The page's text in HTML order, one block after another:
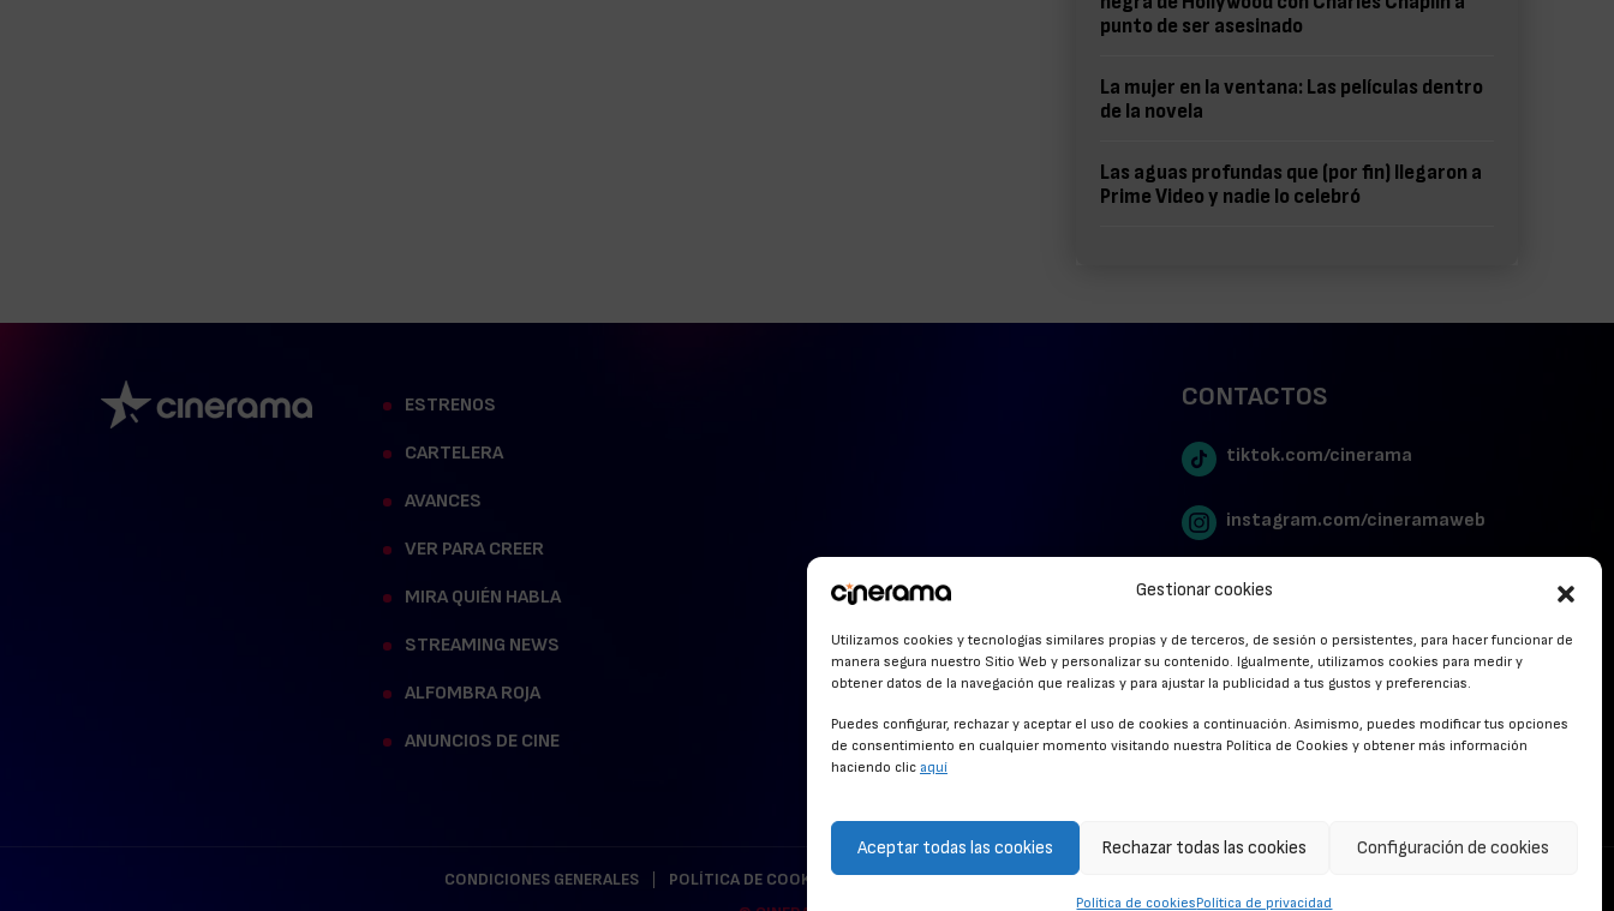
Gestionar cookies
Utilizamos cookies y tecnologías similares propias y de terceros, de sesión o persistentes, para hacer funcionar de
manera segura nuestro Sitio Web y personalizar su contenido. Igualmente, utilizamos cookies para medir y
obtener datos de la navegación que realizas y para ajustar la publicidad a tus gustos y preferencias.
Puedes configurar, rechazar y aceptar el uso de cookies a continuación. Asimismo, puedes modificar tus opciones
de consentimiento en cualquier momento visitando nuestra Política de Cookies y obtener más información
haciendo clic aquí
Aceptar todas las cookies Rechazar todas las cookies Configuración de cookies
Política de cookiesPolítica de privacidad
punto de ser asesinado
La mujer en la ventana: Las películas dentro
de la novela
Las aguas profundas que (por fin) llegaron a
Prime Video y nadie lo celebró
ESTRENOS
CARTELERA
AVANCES
VER PARA CREER
MIRA QUIÉN HABLA
STREAMING NEWS
ALFOMBRA ROJA
ANUNCIOS DE CINE
CONTACTOS
tiktok.com/cinerama
instagram.com/cineramaweb
twitter.com/cinerames
Youtube Canal Cinerama
CONDICIONES GENERALES POLÍTICA DE COOKIES POLÍTICA DE PRIVACIDAD